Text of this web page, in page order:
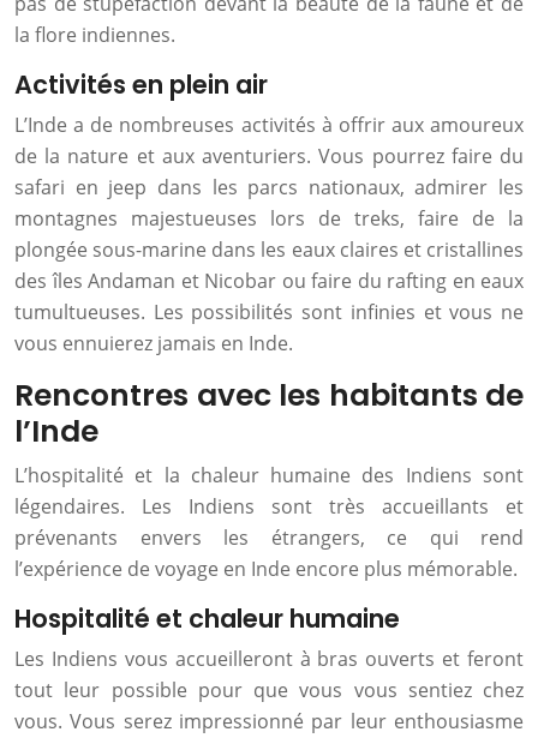
la flore indiennes.
Activités en plein air
L’Inde a de nombreuses activités à offrir aux amoureux
de la nature et aux aventuriers. Vous pourrez faire du
safari en jeep dans les parcs nationaux, admirer les
montagnes majestueuses lors de treks, faire de la
plongée sous-marine dans les eaux claires et cristallines
des îles Andaman et Nicobar ou faire du rafting en eaux
tumultueuses. Les possibilités sont infinies et vous ne
vous ennuierez jamais en Inde.
Rencontres avec les habitants de
l’Inde
L’hospitalité et la chaleur humaine des Indiens sont
légendaires. Les Indiens sont très accueillants et
prévenants envers les étrangers, ce qui rend
l’expérience de voyage en Inde encore plus mémorable.
Hospitalité et chaleur humaine
Les Indiens vous accueilleront à bras ouverts et feront
tout leur possible pour que vous vous sentiez chez
vous. Vous serez impressionné par leur enthousiasme